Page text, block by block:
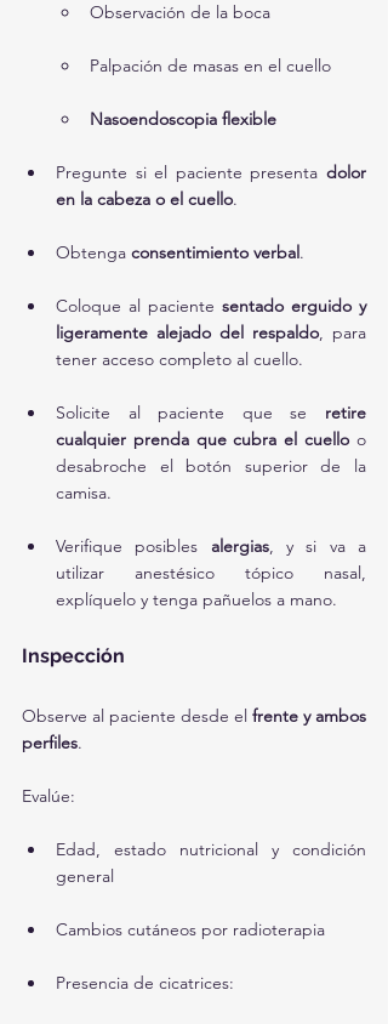
Observación de la boca
Palpación de masas en el cuello
Nasoendoscopia flexible
Pregunte si el paciente presenta dolor
en la cabeza o el cuello.
Obtenga consentimiento verbal.
Coloque al paciente sentado erguido y
ligeramente alejado del respaldo, para
tener acceso completo al cuello.
Solicite al paciente que se retire
cualquier prenda que cubra el cuello o
desabroche el botón superior de la
camisa.
Verifique posibles alergias, y si va a
utilizar anestésico tópico nasal,
explíquelo y tenga pañuelos a mano.
Inspección
Observe al paciente desde el frente y ambos
perfiles.
Evalúe:
Edad, estado nutricional y condición
general
Cambios cutáneos por radioterapia
Presencia de cicatrices: